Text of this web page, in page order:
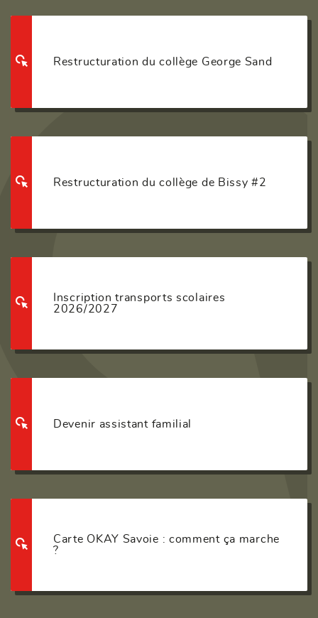
Restructuration du collège George Sand
Restructuration du collège de Bissy #2
Inscription transports scolaires
2026/2027
Devenir assistant familial
Carte OKAY Savoie : comment ça marche
?